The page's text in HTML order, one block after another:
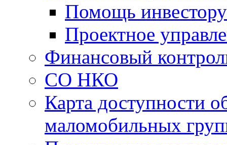
Помощь инвестору
Проектное
Финансовый
СО НКО
Карта доступности
маломобильных